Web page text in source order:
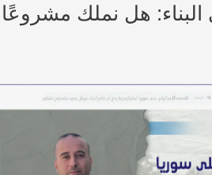
هل نملك مشروعًا